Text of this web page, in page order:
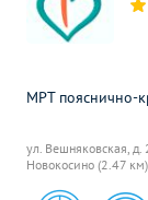
ул. Вешняковская, д.
Новокосино (2.47 км)
МРТ пояснично-